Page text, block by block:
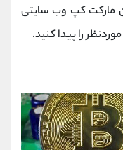
مارکت کپ وب سایتی
را پیدا کنید.